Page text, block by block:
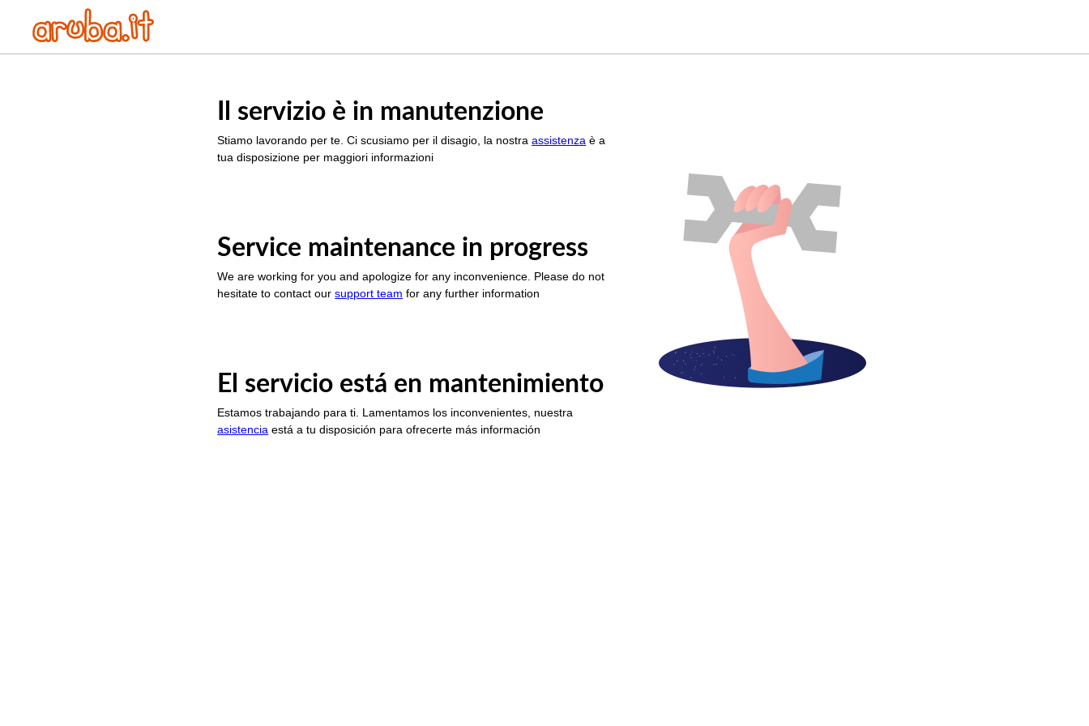
Il servizio è in manutenzione
Stiamo lavorando per te. Ci scusiamo per il disagio, la nostraassistenza è a
tua disposizione per maggiori informazioni
Service maintenance in progress
We are working for you and apologize for any inconvenience. Please do not
hesitate to contact oursupport team for any further information
El servicio está en mantenimiento
Estamos trabajando para ti. Lamentamos los inconvenientes, nuestra
asistencia está a tu disposición para ofrecerte más información